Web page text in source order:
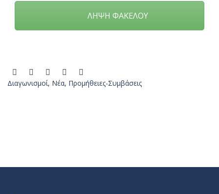
ΛΗΨΗ ΦΑΚΕΛΟΥ
Διαγωνισμοί, Νέα, Προμήθειες-Συμβάσεις